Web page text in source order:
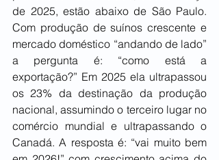
de 2025, estão abaixo de São Paulo.
Com produção de suínos crescente e
mercado doméstico “andando de lado”
a pergunta é: “como está a
exportação?” Em 2025 ela ultrapassou
os 23% da destinação da produção
nacional, assumindo o terceiro lugar no
comércio mundial e ultrapassando o
Canadá. A resposta é: “vai muito bem